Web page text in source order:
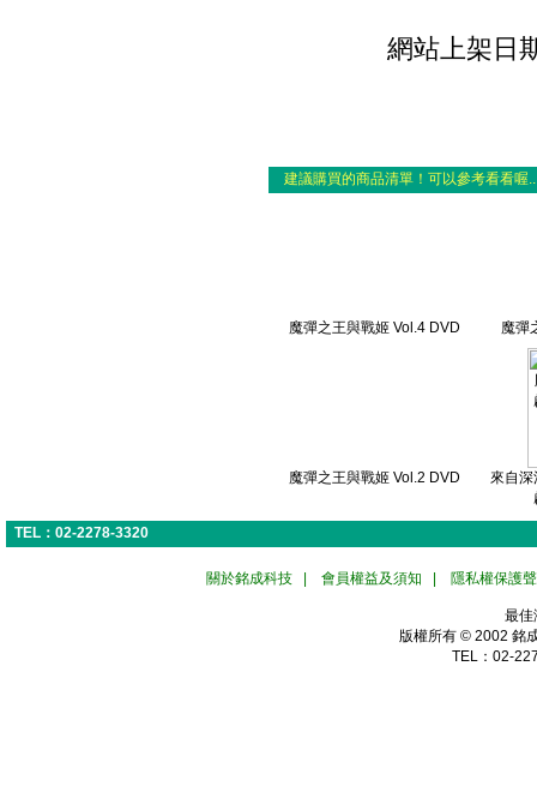
網站上架日
建議購買的商品清單！可以參考看看喔
魔彈之王與戰姬 Vol.4 DVD 魔彈
魔彈之王與戰姬 Vol.2 DVD
來自深
TEL：02-2278-3320
關於銘成科技 會員權益及須知 隱私權保護
最佳
版權所有 © 2002 銘
TEL：02-